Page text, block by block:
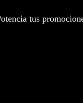
tus